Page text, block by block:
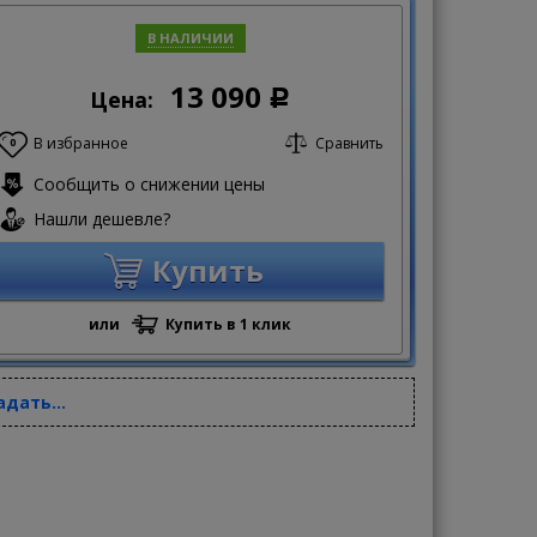
В НАЛИЧИИ
Цена: 13 090 Р
0 В избранное Сравнить
Сообщить о снижении цены
Нашли дешевле?
Купить
или Купить в 1 клик